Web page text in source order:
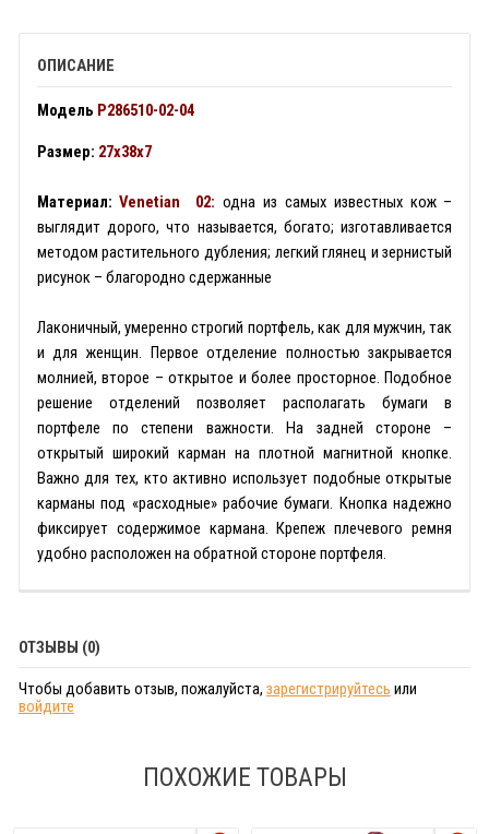
ОПИСАНИЕ
Модель P286510-02-04
Размер: 27х38х7
Материал:Venetian 02: одна из самых известных кож –
выглядит дорого, что называется, богато; изготавливается
методом растительного дубления; легкий глянец и зернистый
рисунок – благородно сдержанные
Лаконичный, умеренно строгий портфель, как для мужчин, так
и для женщин. Первое отделение полностью закрывается
молнией, второе – открытое и более просторное. Подобное
решение отделений позволяет располагать бумаги в
портфеле по степени важности. На задней стороне –
открытый широкий карман на плотной магнитной кнопке.
Важно для тех, кто активно использует подобные открытые
карманы под «расходные» рабочие бумаги. Кнопка надежно
фиксирует содержимое кармана. Крепеж плечевого ремня
удобно расположен на обратной стороне портфеля.
ОТЗЫВЫ (0)
Чтобы добавить отзыв, пожалуйста, зарегистрируйтесь или
войдите
ПОХОЖИЕ ТОВАРЫ